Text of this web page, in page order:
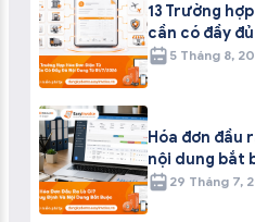
13 Trường
cần có đầy
5 Tháng 8,
Hóa đơn đầu
nội dung bắt
29 Tháng 7,